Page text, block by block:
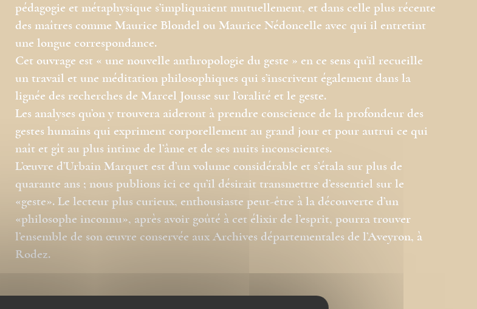
pédagogie et métaphysique s’impliquaient mutuellement, et dans celle plus récente
des maîtres comme Maurice Blondel ou Maurice Nédoncelle avec qui il entretint
une longue correspondance.
Cet ouvrage est « une nouvelle anthropologie du geste » en ce sens qu’il recueille
un travail et une méditation philosophiques qui s’inscrivent également dans la
lignée des recherches de Marcel Jousse sur l’oralité et le geste.
Les analyses qu’on y trouvera aideront à prendre conscience de la profondeur des
gestes humains qui expriment corporellement au grand jour et pour autrui ce qui
naît et gît au plus intime de l’âme et de ses nuits inconscientes.
L’œuvre d’Urbain Marquet est d’un volume considérable et s’étala sur plus de
quarante ans ; nous publions ici ce qu’il désirait transmettre d’essentiel sur le
«geste». Le lecteur plus curieux, enthousiaste peut-être à la découverte d’un
«philosophe inconnu», après avoir goûté à cet élixir de l’esprit, pourra trouver
l’ensemble de son œuvre conservée aux Archives départementales de l’Aveyron, à
Rodez.